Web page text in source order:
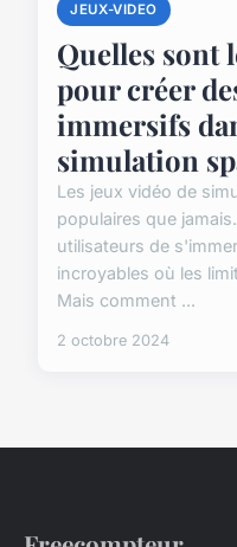
JEUX-VIDEO
Quelles sont
pour créer
immersifs
simulation
Les jeux vidéo de
populaires que
utilisateurs de
incroyables où les
Mais comment ...
2 octobre 2024